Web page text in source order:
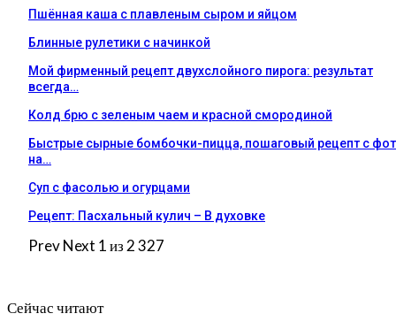
Пшённая каша с плавленым сыром и яйцом
Блинные рулетики с начинкой
Мой фирменный рецепт двухслойного пирога: результат
всегда…
Колд брю с зеленым чаем и красной смородиной
Быстрые сырные бомбочки-пицца, пошаговый рецепт с
на…
Суп с фасолью и огурцами
Рецепт: Пасхальный кулич – В духовке
PrevNext 1 из 2 327
Сейчас читают